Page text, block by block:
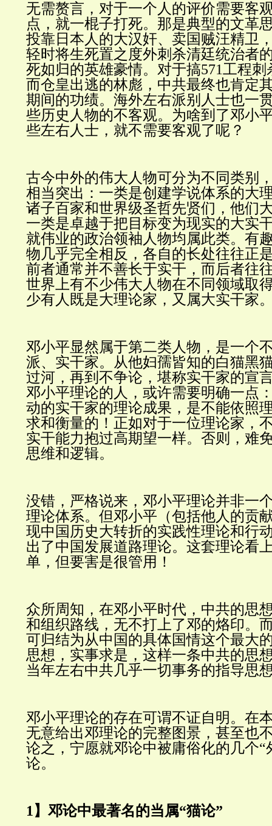
无需赘言，对于一个人的评价需要客
点，就一棍子打死。那是典型的文革
投靠日本人的大汉奸、卖国贼汪精卫
轻时将生死置之度外刺杀清廷统治者
死如归的英雄豪情。对于搞571工程
而仓皇出逃的林彪，中共最终也肯定
期间的功绩。海外左右派别人士也一
些历史人物的不客观。为啥到了邓小
些左右人士，就不需要客观了呢？
古今中外的伟大人物可分为不同类别
相当突出：一类是创建学说体系的大
诸子百家和世界级圣哲先贤们，他们
一类是卓越于把目标变为现实的大实
就伟业的政治领袖人物均属此类。有
物几乎完全相反，各自的长处往往正
前者通常并不善长于实干，而后者往
世界上有不少伟大人物在不同领域取
少有人既是大理论家，又属大实干家
邓小平显然属于第二类人物，是一个
派、实干家。从他妇孺皆知的白猫黑
过河，再到不争论，堪称实干家的宣
邓小平理论的人，或许需要明确一点
动的实干家的理论成果，是不能依照
求和衡量的！正如对于一位理论家，
实干能力抱过高期望一样。否则，难
思维和逻辑。
没错，严格说来，邓小平理论并非一
理论体系。但邓小平（包括他人的贡
现中国历史大转折的实践性理论和行
出了中国发展道路理论。这套理论看
单，但要害是很管用！
众所周知，在邓小平时代，中共的思
和组织路线，无不打上了邓的烙印。
可归结为从中国的具体国情这个最大
思想，实事求是，这样一条中共的思
当年左右中共几乎一切事务的指导思
邓小平理论的存在可谓不证自明。在
无意给出邓理论的完整图景，甚至也
论之，宁愿就邓论中被庸俗化的几个“
论。
1】邓论中最著名的当属“猫论”